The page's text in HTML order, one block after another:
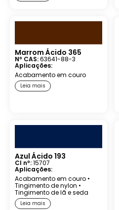
Marrom Ácido 365
Nº CAS:63641-88-3
Aplicações:
Acabamento em couro
Leia mais
Azul Ácido 193
CI nº:15707
Aplicações:
Acabamento em couro •
Tingimento de nylon •
Tingimento de lã e seda
Leia mais